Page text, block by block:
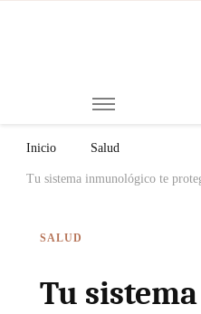
Inicio Salud
Tu sistema inmunológico te
SALUD
Tu sistema